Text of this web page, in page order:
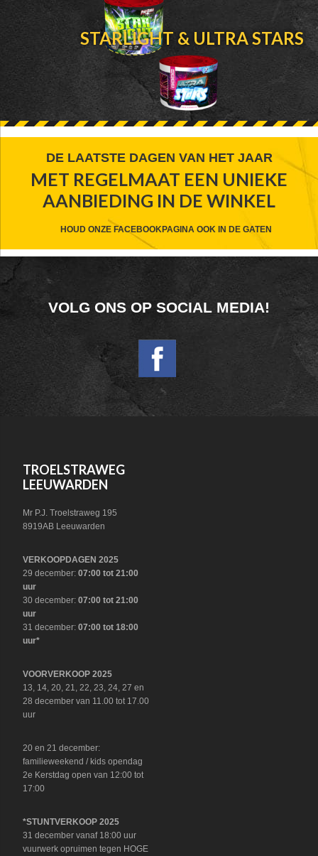
STARLIGHT & ULTRA STARS
FOOTER
WIDGET
HEADER
DE LAATSTE DAGEN VAN HET JAAR
MET REGELMAAT EEN UNIEKE
AANBIEDING IN DE WINKEL
HOUD ONZE FACEBOOKPAGINA OOK IN DE GATEN
FOOTER
WIDGET
HEADER
SOCIAL
VOLG ONS OP SOCIAL MEDIA!
TROELSTRAWEG
LEEUWARDEN
Mr P.J. Troelstraweg 195
8919AB Leeuwarden
VERKOOPDAGEN 2025
29 december:07:00 tot 21:00
uur
30 december:07:00 tot 21:00
uur
31 december:07:00 tot 18:00
uur*
VOORVERKOOP 2025
13, 14, 20, 21, 22, 23, 24, 27 en
28 december van 11.00 tot 17.00
uur
20 en 21 december:
familieweekend / kids opendag
2e Kerstdag open van 12:00 tot
17:00
*STUNTVERKOOP 2025
31 december vanaf 18:00 uur
vuurwerk opruimen tegen HOGE